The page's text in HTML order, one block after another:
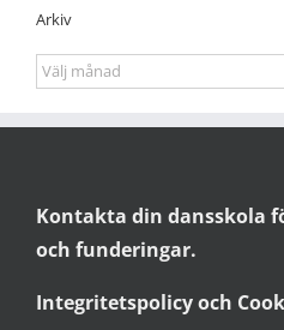
Arkiv
Arkiv
Kontakta din dansskola
och funderingar.
Integritetspolicy och